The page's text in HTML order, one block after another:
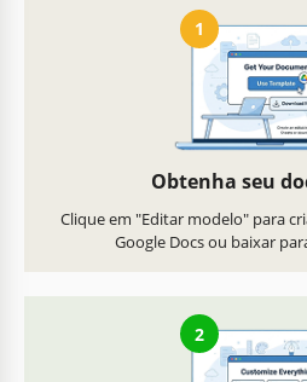
1
Obtenha seu
Clique em "Editar modelo" para
Google Docs ou baixar
2